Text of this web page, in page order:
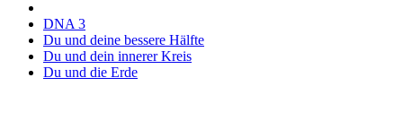
DNA 3
Du und deine bessere Hälfte
Du und dein innerer Kreis
Du und die Erde